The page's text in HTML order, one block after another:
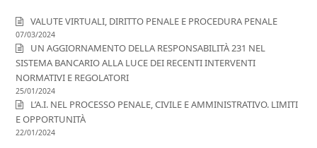
VALUTE VIRTUALI, DIRITTO PENALE E PROCEDURA PENALE
07/03/2024
UN AGGIORNAMENTO DELLA RESPONSABILITÀ 231 NEL
SISTEMA BANCARIO ALLA LUCE DEI RECENTI INTERVENTI
NORMATIVI E REGOLATORI
25/01/2024
L’A.I. NEL PROCESSO PENALE, CIVILE E AMMINISTRATIVO. LIMITI
E OPPORTUNITÀ
22/01/2024